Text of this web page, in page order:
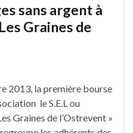
sans argent à
Graines de
2013, la première bourse
le S.E.L ou
Graines de l’Ostrevent »